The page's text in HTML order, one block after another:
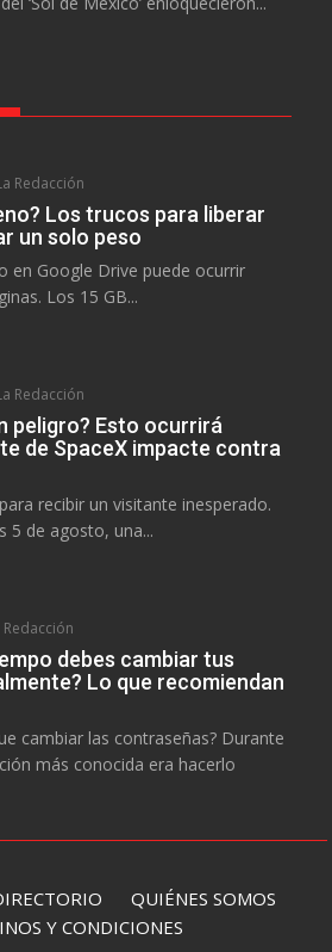
Redacción
Los trucos para liberar
un solo peso
en Google Drive puede ocurrir
Los 15 GB...
Redacción
peligro? Esto ocurrirá
de SpaceX impacte contra
recibir un visitante inesperado.
5 de agosto, una...
Redacción
debes cambiar tus
Lo que recomiendan
cambiar las contraseñas? Durante
más conocida era hacerlo
QUIÉNES SOMOS
Y CONDICIONES